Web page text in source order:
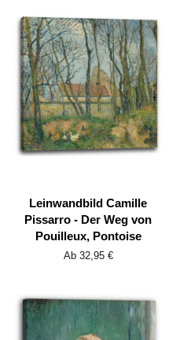
Leinwandbild Camille
Pissarro - Der Weg von
Pouilleux, Pontoise
Ab 32,95 €